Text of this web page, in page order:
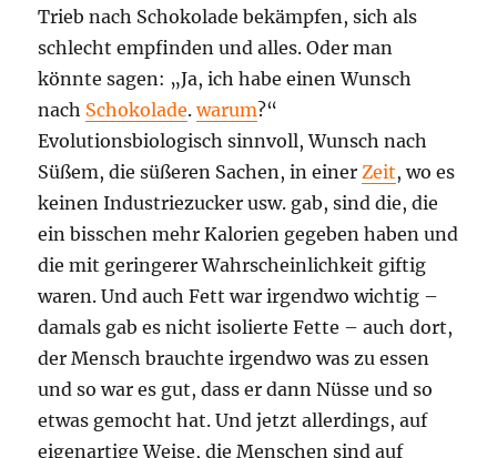
Trieb nach Schokolade bekämpfen, sich als
schlecht empfinden und alles. Oder man
könnte sagen: „Ja, ich habe einen Wunsch
nach Schokolade.warum?“
Evolutionsbiologisch sinnvoll, Wunsch nach
Süßem, die süßeren Sachen, in einerZeit, wo es
keinen Industriezucker usw. gab, sind die, die
ein bisschen mehr Kalorien gegeben haben und
die mit geringerer Wahrscheinlichkeit giftig
waren. Und auch Fett war irgendwo wichtig –
damals gab es nicht isolierte Fette – auch dort,
der Mensch brauchte irgendwo was zu essen
und so war es gut, dass er dann Nüsse und so
etwas gemocht hat. Und jetzt allerdings, auf
eigenartige Weise, die Menschen sind auf